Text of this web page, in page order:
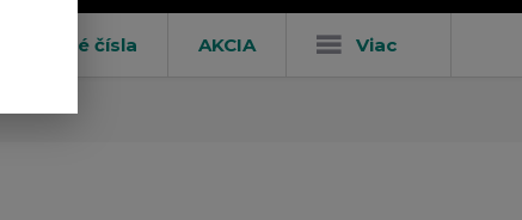
Domové čísla AKCIA Viac